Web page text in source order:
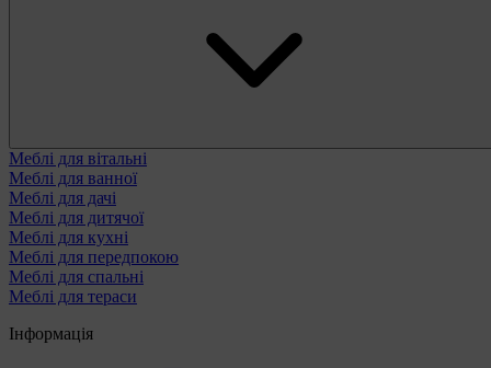
Меблі для вітальні
Меблі для ванної
Меблі для дачі
Меблі для дитячої
Меблі для кухні
Меблі для передпокою
Меблі для спальні
Меблі для тераси
Інформація